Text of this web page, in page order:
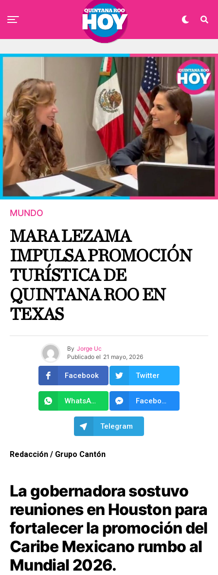
MUNDO
MARA LEZAMA
IMPULSA PROMOCIÓN
TURÍSTICA DE
QUINTANA ROO EN
TEXAS
By Jorge Uc
Publicado el 21 mayo, 2026
Facebook Twitter
WhatsApp Facebook Messenger
Telegram
Redacción / Grupo Cantón
La gobernadora sostuvo
reuniones en Houston para
fortalecer la promoción del
Caribe Mexicano rumbo al
Mundial 2026.